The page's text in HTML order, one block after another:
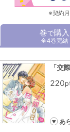
※契約
巻で購入
全4巻完結
「交
220
あ